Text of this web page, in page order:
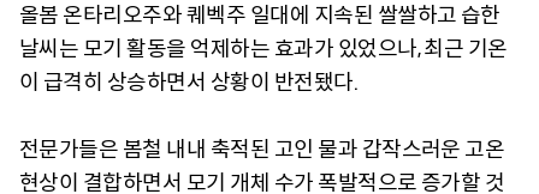
올봄 온타리오주와 퀘벡주 일대에 지속된 쌀쌀하고 습한
날씨는 모기 활동을 억제하는 효과가 있었으나, 최근 기온
이 급격히 상승하면서 상황이 반전됐다.
전문가들은 봄철 내내 축적된 고인 물과 갑작스러운 고온
현상이 결합하면서 모기 개체 수가 폭발적으로 증가할 것